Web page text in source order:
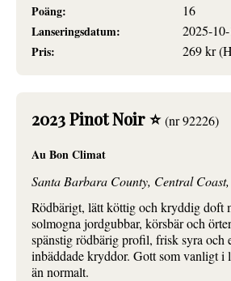
Poäng:
16
Lanseringsdatum:
2025-
Pris:
269 kr
2023 Pinot Noir ⭐(nr 92226)
Au Bon Climat
Santa Barbara County, Central
Rödbärigt, lätt köttig och kryddig doft
solmogna jordgubbar, körsbär och
spänstig rödbärig profil, frisk syra och
inbäddade kryddor. Gott som vanligt i
än normalt.